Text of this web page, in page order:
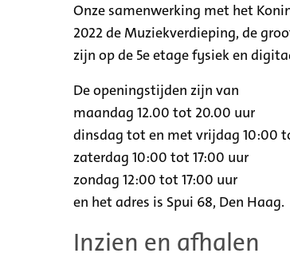
Onze samenwerking met het
2022 de Muziekverdieping, de
zijn op de 5e etage fysiek en
De openingstijden zijn van
maandag 12.00 tot 20.00 uur
dinsdag tot en met vrijdag 10:00
zaterdag 10:00 tot 17:00 uur
zondag 12:00 tot 17:00 uur
en het adres is Spui 68, Den Haag.
Inzien en afhalen